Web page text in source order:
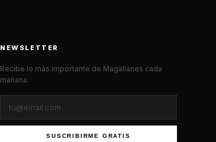
NEWSLETTER
Recibe lo más importante de Magallanes cada
mañana.
SUSCRIBIRME GRATIS